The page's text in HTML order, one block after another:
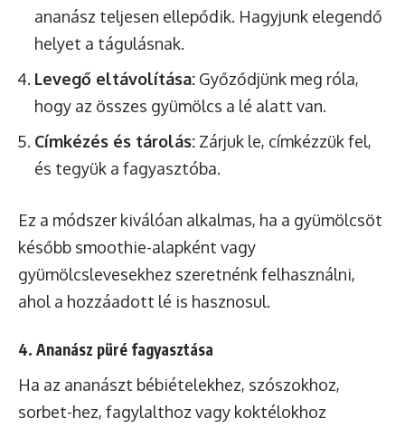
ananász teljesen ellepődik. Hagyjunk elegendő
helyet a tágulásnak.
Levegő eltávolítása: Győződjünk meg róla,
hogy az összes gyümölcs a lé alatt van.
Címkézés és tárolás: Zárjuk le, címkézzük fel,
és tegyük a fagyasztóba.
Ez a módszer kiválóan alkalmas, ha a gyümölcsöt
később smoothie-alapként vagy
gyümölcslevesekhez szeretnénk felhasználni,
ahol a hozzáadott lé is hasznosul.
4. Ananász püré fagyasztása
Ha az ananászt bébiételekhez, szószokhoz,
sorbet-hez, fagylalthoz vagy koktélokhoz